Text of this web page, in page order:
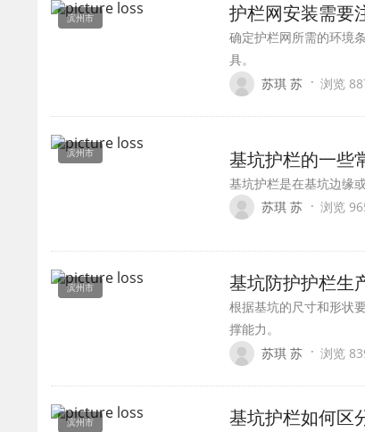
滨州市 护栏网安装需要
确定护栏网所需的环境
具。
苏琪 苏 · 浏览
滨州市 基坑护栏的一些
基坑护栏是在基坑边缘
苏琪 苏 · 浏览
滨州市 基坑防护护栏生
根据基坑的尺寸和形状
撑能力。
苏琪 苏 · 浏览
滨州市 基坑护栏如何区